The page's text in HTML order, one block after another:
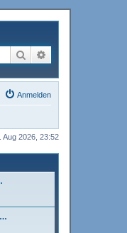
Suche
Anmelden
Aug 2026, 23:52